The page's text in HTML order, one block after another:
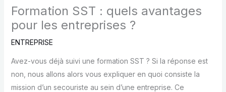
Formation SST : quels avantages
pour les entreprises ?
ENTREPRISE
Avez-vous déjà suivi une formation SST ? Si la réponse est
non, nous allons alors vous expliquer en quoi consiste la
mission d’un secouriste au sein d’une entreprise. Ce